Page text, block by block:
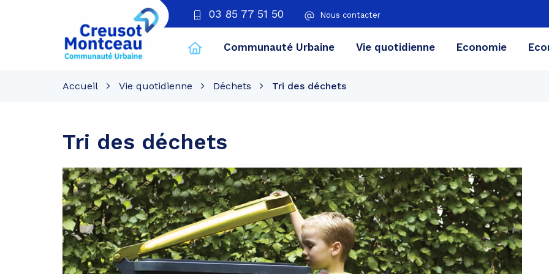
03 85 77 51 50 Nous contacter
Creusot
Montceau
Communauté Urbaine Vie quotidienne Economie
Accueil Vie quotidienne Déchets Tri des déchets
Tri des déchets